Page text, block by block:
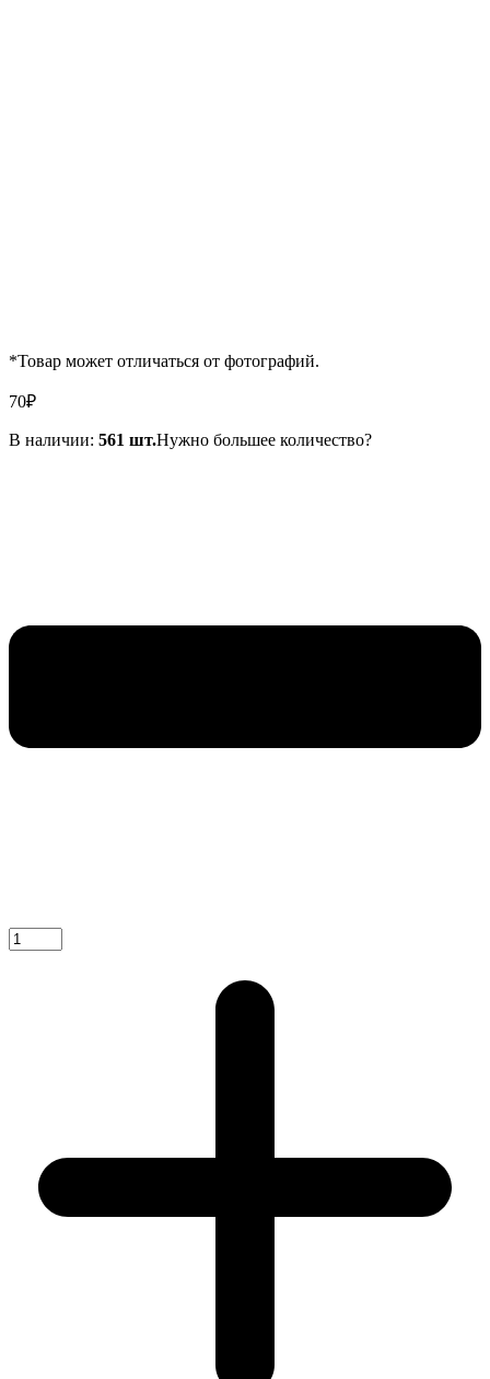
*Товар может отличаться от фотографий.
70₽
В наличии: 561 шт.Нужно большее количество?